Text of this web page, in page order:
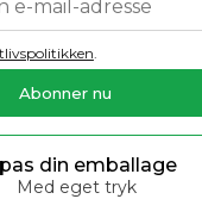
.
din emballage
Med eget tryk